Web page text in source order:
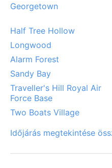
Georgetown
Half Tree Hollow
Longwood
Alarm Forest
Sandy Bay
Traveller's Hill Royal Air
Force Base
Two Boats Village
Időjárás megtekintése